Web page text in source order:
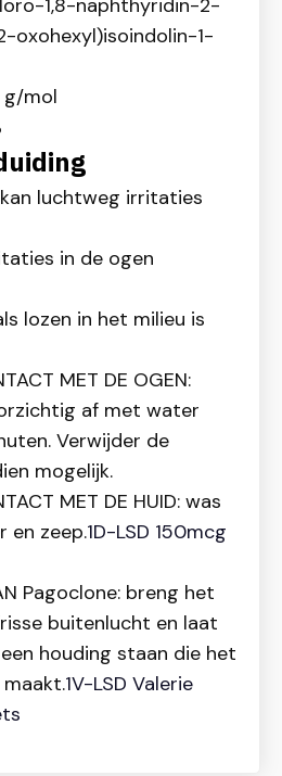
1,8-naphthyridin-2-
oxohexyl)isoindolin-1-
g/mol
luchtweg irritaties
in de ogen
lozen in het milieu is
MET DE OGEN:
af met water
Verwijder de
mogelijk.
MET DE HUID: was
en zeep.1D-LSD 150mcg
Pagoclone: breng het
buitenlucht en laat
houding staan die het
maakt.1V-LSD Valerie